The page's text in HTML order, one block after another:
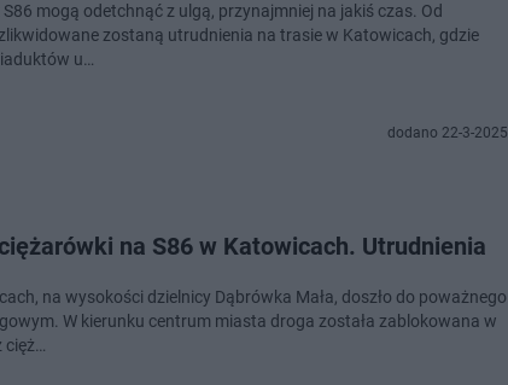
zostaną utrudnienia na trasie w Katowicach, gdzie
u…
dodano 22-3-2025
na S86 w Katowicach. Utrudnienia
na wysokości dzielnicy Dąbrówka Mała, doszło do poważnego
W kierunku centrum miasta droga została zablokowana w